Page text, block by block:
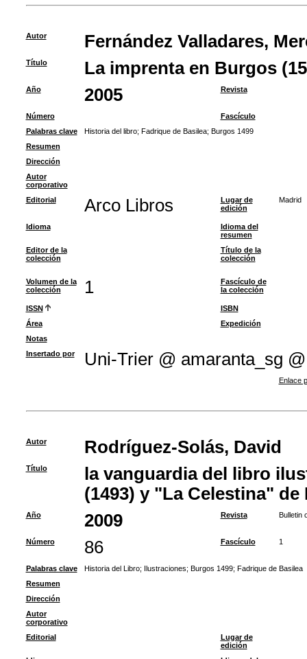
Autor Fernández Valladares,
Título La imprenta en Burgos
Año 2005 Revista
Número
Fascículo
Palabras clave
Historia del libro; Fadrique de Basilea; Burgos 1499
Resumen
Dirección
Autor
corporativo
Editorial
Arco Libros
Lugar de
edición
Madrid
Idioma
Idioma del
resumen
Editor de la
colección
Título de la
colección
Volumen de la
colección
1
Fascículo de
la colección
ISSN
ISBN
Área
Expedición
Notas
Insertado por
Uni-Trier @ amaranta_sg @
Enlace
Autor Rodríguez-Solás, David
Título
la vanguardia del libro
(1493) y "La Celestina" de
Año 2009 Revista Bulletin
Número 86 Fascículo 1
Palabras clave Historia del Libro; Ilustraciones; Burgos 1499; Fadrique de Basilea
Resumen
Dirección
Autor
corporativo
Editorial
Lugar de
edición